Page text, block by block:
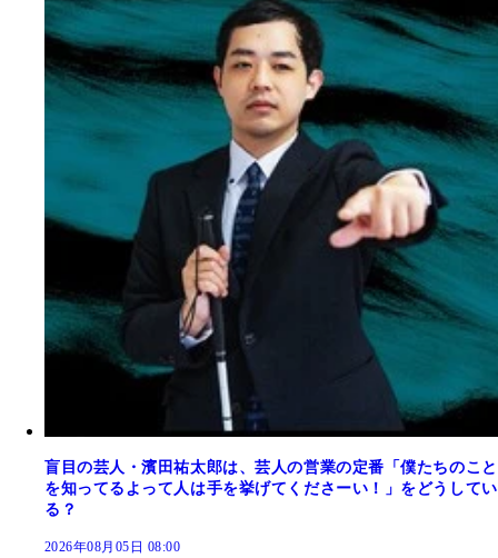
盲目の芸人・濱田祐太郎は、芸人の営業の定番「僕たちのこと
を知ってるよって人は手を挙げてくださーい！」をどうしてい
る？
2026年08月05日 08:00